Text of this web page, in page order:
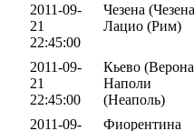
2011-09-
21
22:45:00
Чезена
Лацио (Рим)
2011-09-
21
22:45:00
Кьево
Наполи
(Неаполь)
2011-09-
Фиорентина